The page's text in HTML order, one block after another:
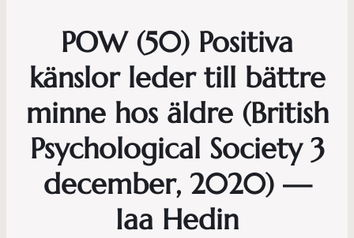
POW (50) Positiva
känslor leder till bättre
minne hos äldre (British
Psychological Society 3
december, 2020) —
Iaa Hedin